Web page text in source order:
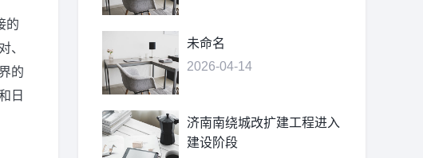
的
、
的
日
未命名
2026-04-14
济南南绕城改扩建工程进入
建设阶段